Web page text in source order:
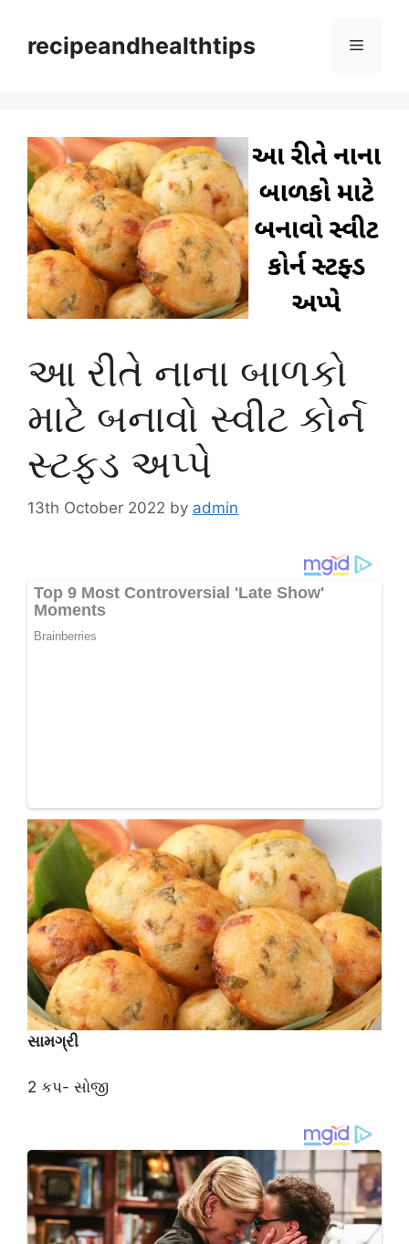
contentrecipeandhealthtips Menu
આ રીતે નાના બાળકો
માટે બનાવો સ્વીટ કોર્ન
સ્ટફ્ડ અપ્પે
13th October 2022 by admin
સામગ્રી
2 કપ- સોજી